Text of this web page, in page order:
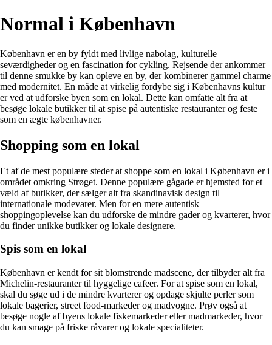
Normal i København
København er en by fyldt med livlige nabolag, kulturelle
seværdigheder og en fascination for cykling. Rejsende der ankommer
til denne smukke by kan opleve en by, der kombinerer gammel charme
med modernitet. En måde at virkelig fordybe sig i Københavns kultur
er ved at udforske byen som en lokal. Dette kan omfatte alt fra at
besøge lokale butikker til at spise på autentiske restauranter og feste
som en ægte københavner.
Shopping som en lokal
Et af de mest populære steder at shoppe som en lokal i København er i
området omkring Strøget. Denne populære gågade er hjemsted for et
væld af butikker, der sælger alt fra skandinavisk design til
internationale modevarer. Men for en mere autentisk
shoppingoplevelse kan du udforske de mindre gader og kvarterer, hvor
du finder unikke butikker og lokale designere.
Spis som en lokal
København er kendt for sit blomstrende madscene, der tilbyder alt fra
Michelin-restauranter til hyggelige cafeer. For at spise som en lokal,
skal du søge ud i de mindre kvarterer og opdage skjulte perler som
lokale bagerier, street food-markeder og madvogne. Prøv også at
besøge nogle af byens lokale fiskemarkeder eller madmarkeder, hvor
du kan smage på friske råvarer og lokale specialiteter.